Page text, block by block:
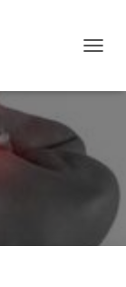
G
N
A